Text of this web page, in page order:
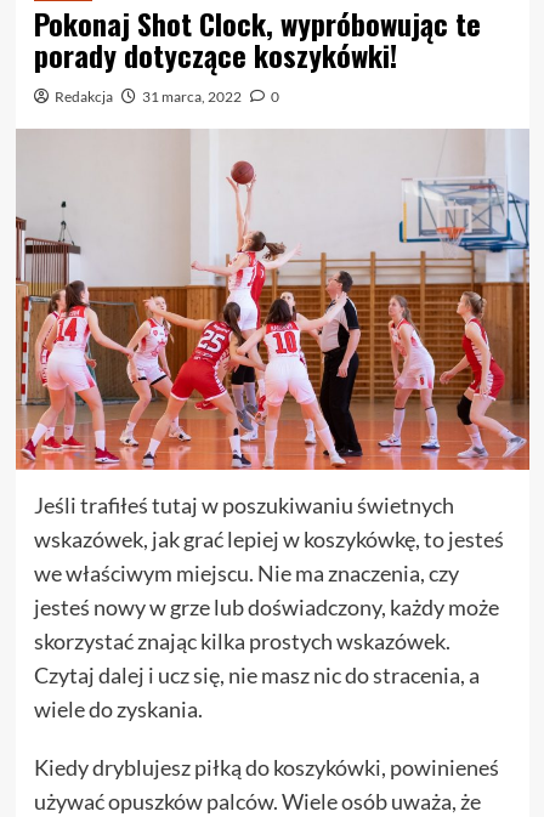
Pokonaj Shot Clock, wypróbowując te
porady dotyczące koszykówki!
Redakcja 31 marca, 2022 0
Jeśli trafiłeś tutaj w poszukiwaniu świetnych
wskazówek, jak grać lepiej w koszykówkę, to jesteś
we właściwym miejscu. Nie ma znaczenia, czy
jesteś nowy w grze lub doświadczony, każdy może
skorzystać znając kilka prostych wskazówek.
Czytaj dalej i ucz się, nie masz nic do stracenia, a
wiele do zyskania.
Kiedy dryblujesz piłką do koszykówki, powinieneś
używać opuszków palców. Wiele osób uważa, że